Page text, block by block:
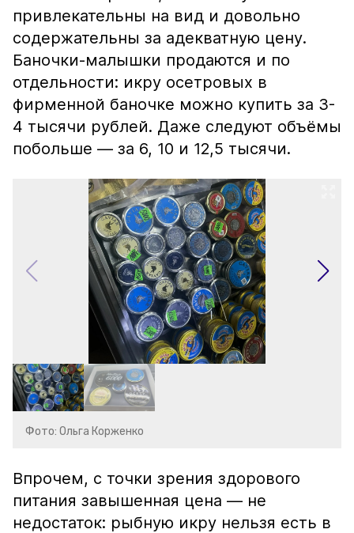
привлекательны на вид и довольно
содержательны за адекватную цену.
Баночки-малышки продаются и по
отдельности: икру осетровых в
фирменной баночке можно купить за 3-
4 тысячи рублей. Даже следуют объёмы
побольше — за 6, 10 и 12,5 тысячи.
Фото: Ольга Корженко
Впрочем, с точки зрения здорового
питания завышенная цена — не
недостаток: рыбную икру нельзя есть в